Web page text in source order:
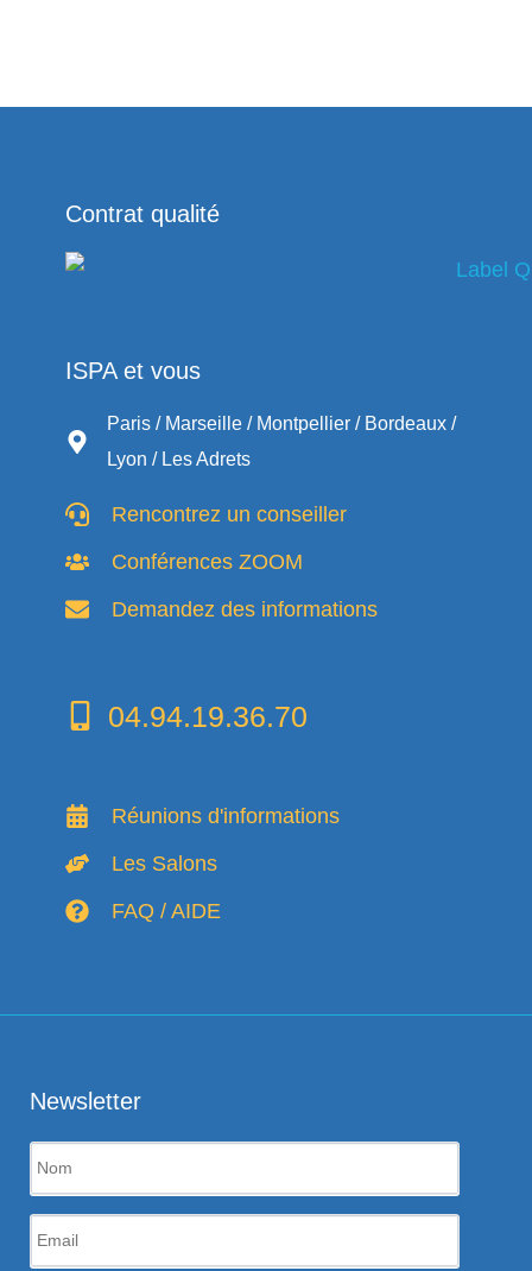
Contrat qualité
ISPA et vous
Paris / Marseille / Montpellier / Bordeaux /
Lyon / Les Adrets
Rencontrez un conseiller
Conférences ZOOM
Demandez des informations
04.94.19.36.70
Réunions d'informations
Les Salons
FAQ / AIDE
Newsletter